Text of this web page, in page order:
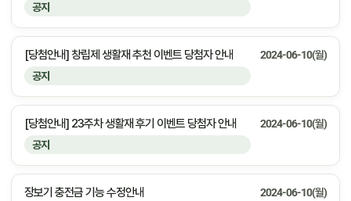
공지
공지
[당첨안내] 창립제 생활재 추천 이벤트 당첨자 안내 2024-06-10(월)
공지
[당첨안내] 23주차 생활재 후기 이벤트 당첨자 안내 2024-06-10(월)
장보기 충전금 기능 수정안내 2024-06-10(월)